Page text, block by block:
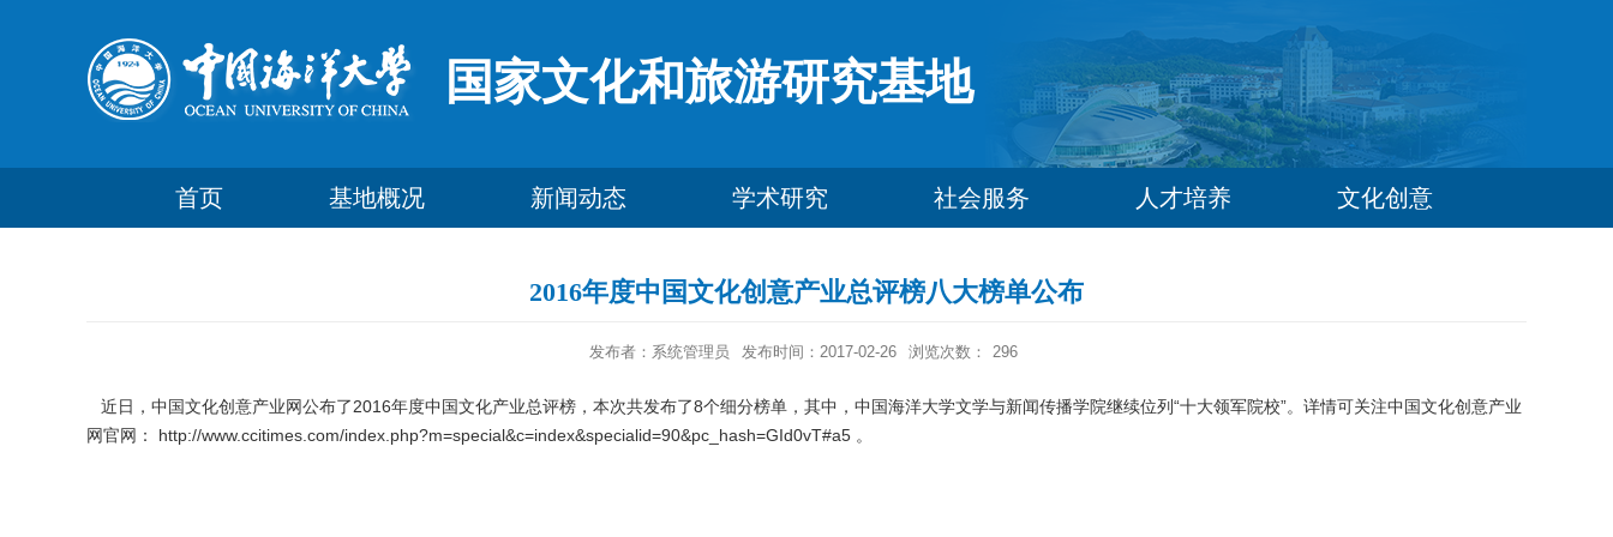
国家文化和旅游研究基地
首页 基地概况 新闻动态 学术研究 社会服务 人才培养 文化创意
2016年度中国文化创意产业总评榜八大榜单公布
发布者：系统管理员 发布时间：2017-02-26 浏览次数： 296
近日，中国文化创意产业网公布了2016年度中国文化产业总评榜，本次共发布了8个细分榜单，其中，中国海洋大学文学与新闻传播学院继续位列“十大领军院校”。详情可关注中国文化创意产业
网官网： http://www.ccitimes.com/index.php?m=special&c=index&specialid=90&pc_hash=GId0vT#a5 。